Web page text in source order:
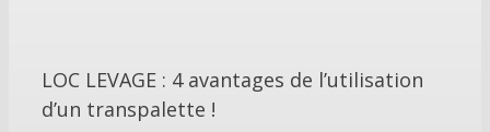
LOC LEVAGE : 4 avantages de l’utilisation
d’un transpalette !